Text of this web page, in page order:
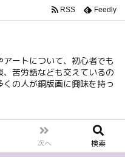
ートについて、初心者でも
苦労話なども交えているの
の人が銅版画に興味を持っ
次へ 検索
RSS Feedly